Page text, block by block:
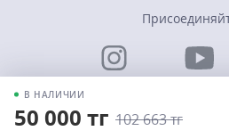
В НАЛИЧИИ
50 000 тг 102 663 тг
© Группа компаний